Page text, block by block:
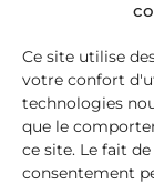
Ce site utilise
votre confort
technologies
que le
ce site. Le fait
consentement
Site officiel
Marche et